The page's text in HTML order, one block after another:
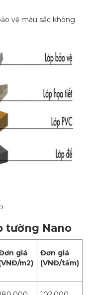
vệ màu sắc không
tường Nano
giá
m2)
Đơn giá
(VNĐ/tấm)